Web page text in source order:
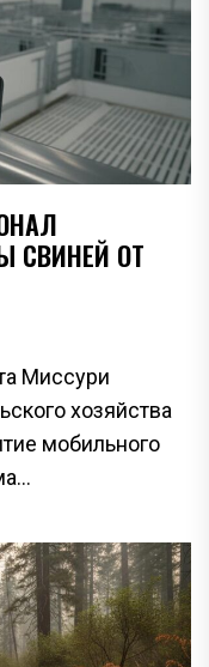
СВИНЕЙ ОТ
Миссури
хозяйства
мобильного